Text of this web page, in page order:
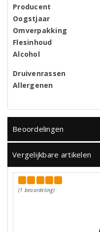
Producent
Oogstjaar
Omverpakking
Flesinhoud
Alcohol
Druivenrassen
Allergenen
Beoordelingen
Vergelijkbare artikelen
(1 beoordeling)